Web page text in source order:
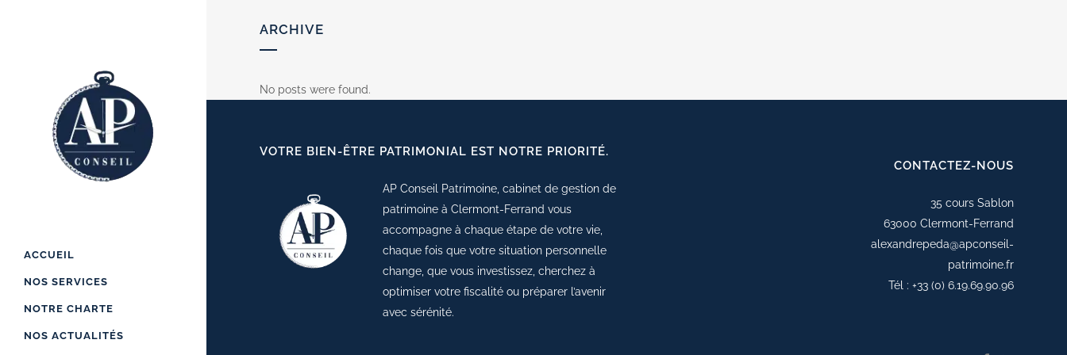
ACCUEIL
NOS SERVICES
NOTRE CHARTE
NOS ACTUALITÉS
ARCHIVE
No posts were found.
VOTRE BIEN-ÊTRE PATRIMONIAL EST NOTRE PRIORITÉ.
AP Conseil Patrimoine, cabinet de gestion de
patrimoine à Clermont-Ferrand vous
accompagne à chaque étape de votre vie,
chaque fois que votre situation personnelle
change, que vous investissez, cherchez à
optimiser votre fiscalité ou préparer l’avenir
avec sérénité.
CONTACTEZ-NOUS
35 cours Sablon
63000 Clermont-Ferrand
alexandrepeda@apconseil-
patrimoine.fr
Tél : +33 (0) 6.19.69.90.96